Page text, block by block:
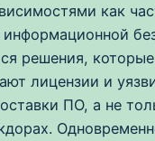
как
информационной
решения,
лицензии и
ПО, а не